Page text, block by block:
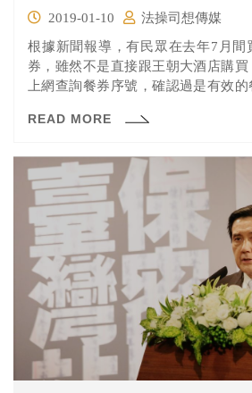
2019-01-10
法操司想傳媒
根據新聞報導，有民眾在去年7月間
券，雖然不是直接跟王朝大酒店購
上網查詢餐券序號，確認過是有效的
這些餐券是偽卡盜刷的不能使用，飯
麼王朝大酒店可以拒絕讓民眾使用呢
處理方式合理嗎？一起來分析看看吧！
READ MORE